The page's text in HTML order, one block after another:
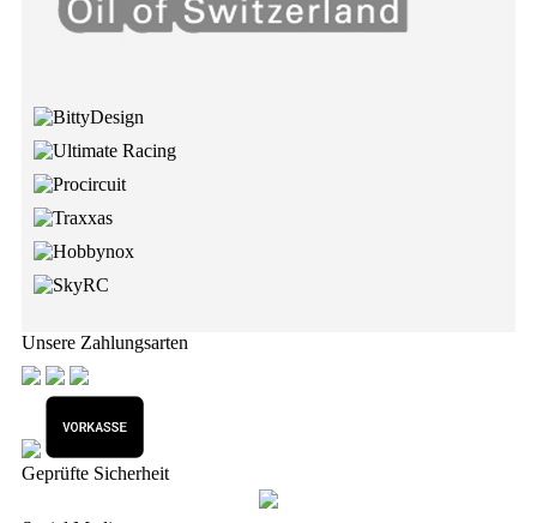
Unsere Zahlungsarten
Geprüfte Sicherheit